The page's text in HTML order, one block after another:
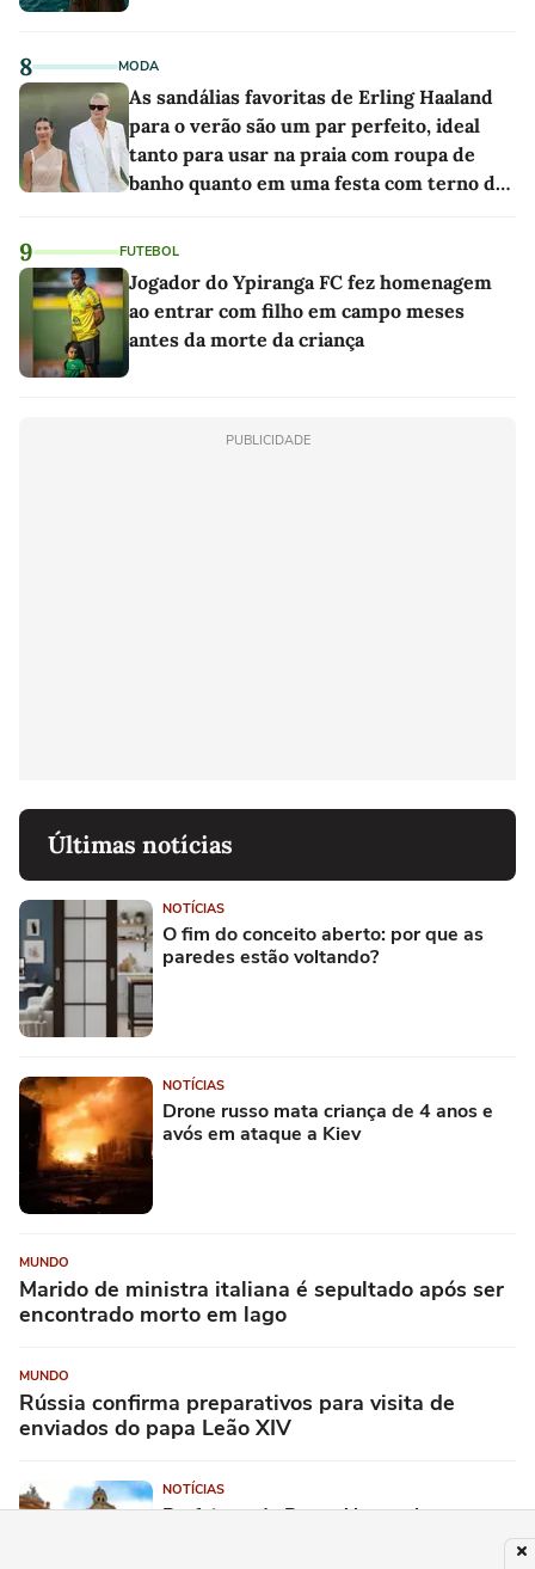
8 MODA
As sandálias favoritas de Erling Haaland
para o verão são um par perfeito, ideal
tanto para usar na praia com roupa de
banho quanto em uma festa com terno de
9 FUTEBOL
Jogador do Ypiranga FC fez homenagem
ao entrar com filho em campo meses
antes da morte da criança
PUBLICIDADE
Últimas notícias
NOTÍCIAS
O fim do conceito aberto: por que as
paredes estão voltando?
NOTÍCIAS
Drone russo mata criança de 4 anos e
avós em ataque a Kiev
MUNDO
Marido de ministra italiana é sepultado após ser
encontrado morto em lago
MUNDO
Rússia confirma preparativos para visita de
enviados do papa Leão XIV
NOTÍCIAS
Prefeitura de Porto Alegre abre